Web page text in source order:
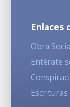
Enlaces
Obra
Entérate
Escrituras